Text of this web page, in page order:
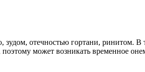
отечностью гортани, ринитом. В
может возникать временное